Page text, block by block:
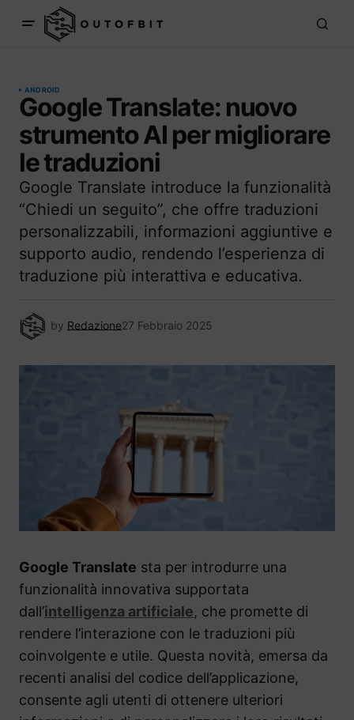
ANDROID
Google Translate: nuovo
strumento AI per migliorare
le traduzioni
Google Translate introduce la funzionalità
“Chiedi un seguito”, che offre traduzioni
personalizzabili, informazioni aggiuntive e
supporto audio, rendendo l’esperienza di
traduzione più interattiva e educativa.
by Redazione27 Febbraio 2025
Google Translate sta per introdurre una
funzionalità innovativa supportata
dall’intelligenza artificiale, che promette di
rendere l’interazione con le traduzioni più
coinvolgente e utile. Questa novità, emersa da
recenti analisi del codice dell’applicazione,
consente agli utenti di ottenere ulteriori